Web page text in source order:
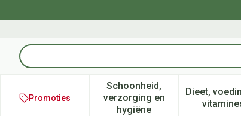
Product, merk, categorie...
Promoties
Schoonheid,
verzorging en
hygiëne
Toon submenu voor
Dieet,